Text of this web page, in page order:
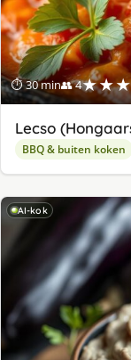
⏱ 30 min👥 4
Lecso
BBQ & buiten koken
AI-kok